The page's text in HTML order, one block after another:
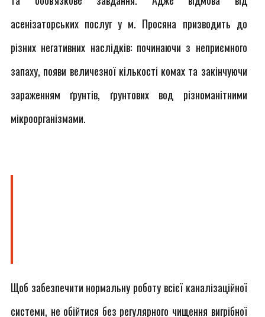
асенізаторських послуг у м. Просяна призводить до
різних негативних наслідків: починаючи з неприємного
запаху, появи величезної кількості комах та закінчуючи
зараженням ґрунтів, ґрунтових вод різноманітними
мікроорганізмами.
Щоб забезпечити нормальну роботу всієї каналізаційної
системи, не обійтися без регулярного чищення вигрібної